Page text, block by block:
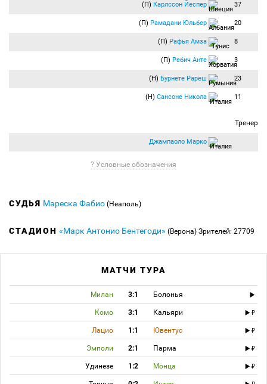
(П) Карлссон Йеспер 37
(П) Рамадани Юльбер 20
(П) Рафья Амза 8
(П) Ребич Анте 3
(Н) Бурнете Рареш 23
(Н) Сансоне Никола 11
Тренер
Джампаоло Марко
? Условные обозначения
СУДЬЯ Мареска Фабио (Неаполь)
СТАДИОН «Марк Антонио Бентегоди» (Верона) Зрителей: 27709
МАТЧИ ТУРА
Милан 3:1 Болонья
Комо 3:1 Кальяри
Лацио 1:1 Ювентус
Эмполи 2:1 Парма
Удинезе 1:2 Монца